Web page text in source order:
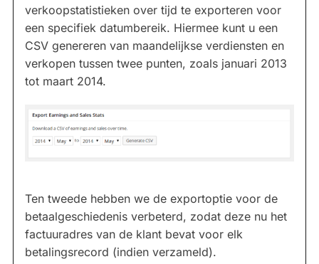
verkoopstatistieken over tijd te exporteren voor
een specifiek datumbereik. Hiermee kunt u een
CSV genereren van maandelijkse verdiensten en
verkopen tussen twee punten, zoals januari 2013
tot maart 2014.
Ten tweede hebben we de exportoptie voor de
betaalgeschiedenis verbeterd, zodat deze nu het
factuuradres van de klant bevat voor elk
betalingsrecord (indien verzameld).